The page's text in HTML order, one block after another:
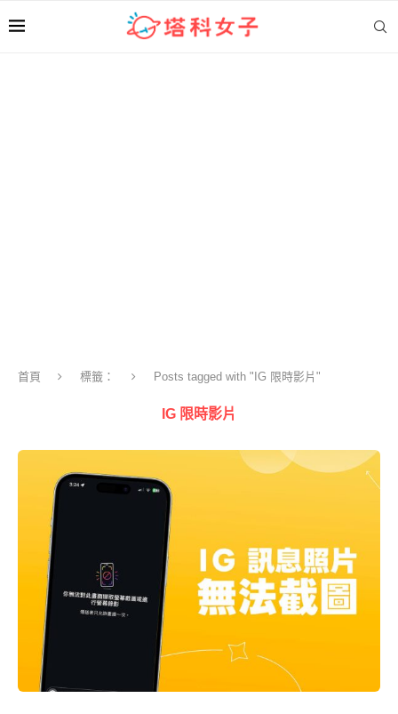
首頁 標籤： Posts tagged with "IG 限時影片"
IG 限時影片